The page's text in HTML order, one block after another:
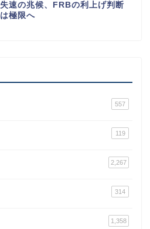
失速の兆候、FRBの利上げ判断
は極限へ
557
119
2,267
314
1,358